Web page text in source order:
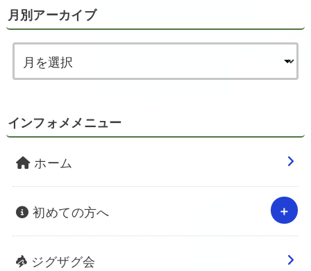
月別アーカイブ
インフォメメニュー
ホーム
初めての方へ
ジグザグ会